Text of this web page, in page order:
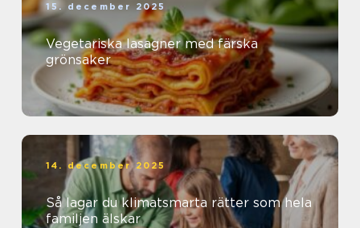
15. december 2025
Vegetariska lasagner med färska
grönsaker
14. december 2025
Så lagar du klimatsmarta rätter som hela
familjen älskar